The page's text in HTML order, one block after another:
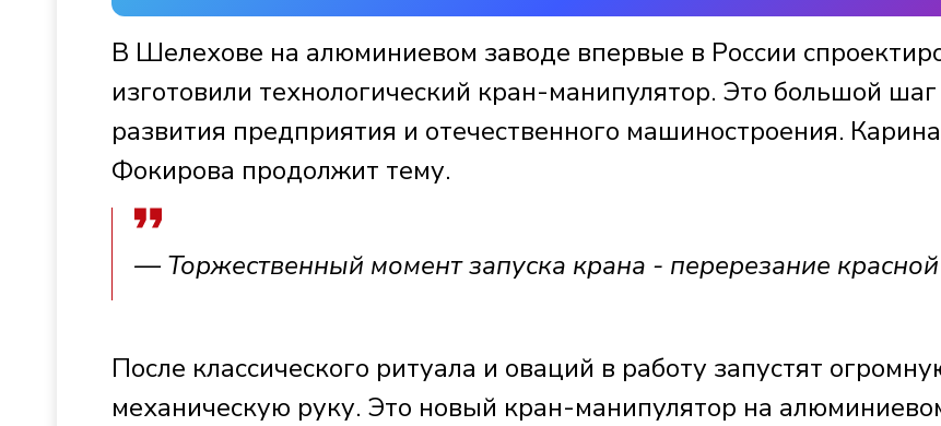
В Шелехове на алюминиевом заводе впервые в России
изготовили технологический кран-манипулятор. Это большой
развития предприятия и отечественного машиностроения. Карина
Фокирова продолжит тему.
— Торжественный момент запуска крана - перерезание
После классического ритуала и оваций в работу запустят
механическую руку. Это новый кран-манипулятор на